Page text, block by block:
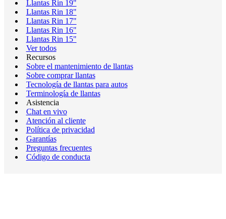
Llantas Rin 19"
Llantas Rin 18"
Llantas Rin 17"
Llantas Rin 16"
Llantas Rin 15"
Ver todos
Recursos
Sobre el mantenimiento de llantas
Sobre comprar llantas
Tecnología de llantas para autos
Terminología de llantas
Asistencia
Chat en vivo
Atención al cliente
Política de privacidad
Garantías
Preguntas frecuentes
Código de conducta